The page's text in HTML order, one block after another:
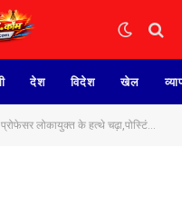
देश विदेश खेल
वसूल चुका था 1 लाख, धामनोद बायपास स्थित ढाबे पर 50 हजार लेते रंगे हाथ गिरफ्तार